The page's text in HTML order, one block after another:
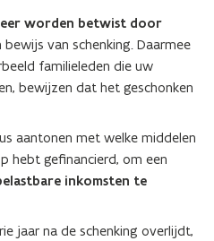
worden betwist door
van schenking. Daarmee
familieleden die uw
bewijzen dat het geschonken
aantonen met welke middelen
hebt gefinancierd, om een
inkomsten te
jaar na de schenking overlijdt,